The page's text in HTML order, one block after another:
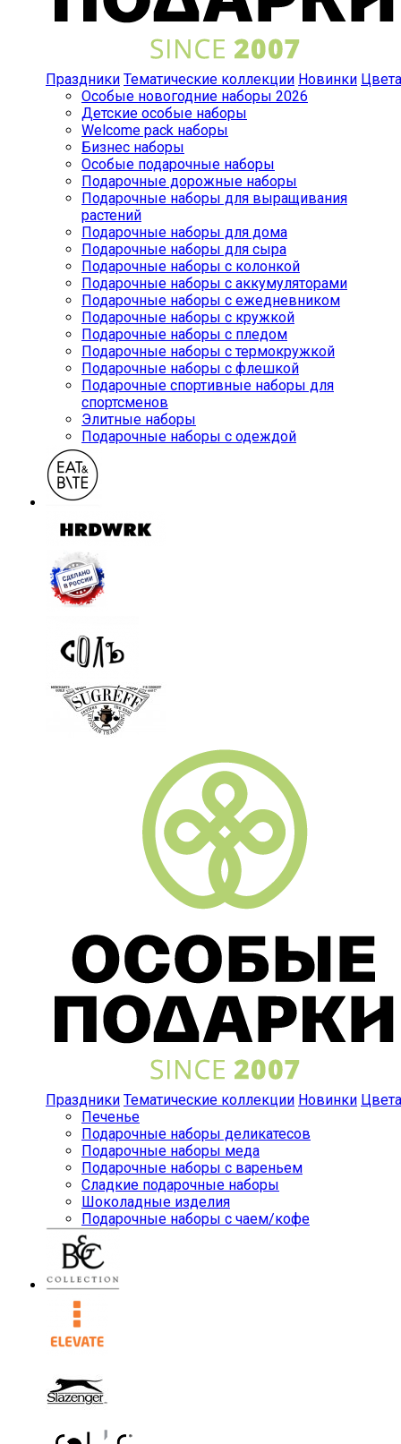
Праздники Тематические коллекции Новинки Цвета
Особые новогодние наборы 2026
Детские особые наборы
Welcome pack наборы
Бизнес наборы
Особые подарочные наборы
Подарочные дорожные наборы
Подарочные наборы для выращивания
растений
Подарочные наборы для дома
Подарочные наборы для сыра
Подарочные наборы с колонкой
Подарочные наборы с аккумуляторами
Подарочные наборы с ежедневником
Подарочные наборы с кружкой
Подарочные наборы с пледом
Подарочные наборы с термокружкой
Подарочные наборы с флешкой
Подарочные спортивные наборы для
спортсменов
Элитные наборы
Подарочные наборы с одеждой
Праздники Тематические коллекции Новинки Цвета
Печенье
Подарочные наборы деликатесов
Подарочные наборы меда
Подарочные наборы с вареньем
Сладкие подарочные наборы
Шоколадные изделия
Подарочные наборы с чаем/кофе